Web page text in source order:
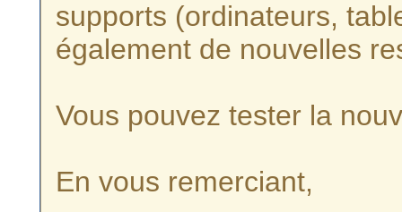
supports (ordinateurs,
également de nouvelles
Vous pouvez tester la
En vous remerciant,